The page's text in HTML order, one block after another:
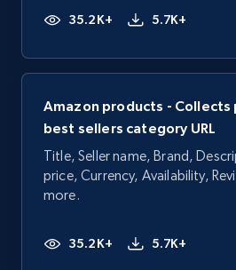
35.2K+ 5.7K+
Amazon products - Collects
best sellers category URL
Title, Seller name, Brand,
price, Currency, Availability,
more.
35.2K+ 5.7K+